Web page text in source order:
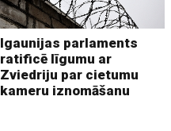
Igaunijas parlaments
ratificē līgumu ar
Zviedriju par cietumu
kameru iznomāšanu